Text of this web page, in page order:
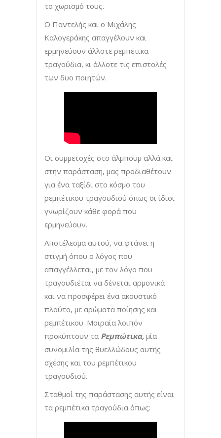
το χωρισμό τους.
Ο Παντελής και ο Μιχάλης
Καλογεράκης απαγγέλουν και
ερμηνεύουν άλλοτε ρεμπέτικα
τραγούδια, κι άλλοτε τις επιστολές
των δυο ποιητών.
Οι συμμετοχές στο άλμπουμ αλλά και
στην παράσταση, μας προδιαθέτουν
για ένα ταξίδι στο κόσμο του
ρεμπέτικου τραγουδιού όπως οι ίδιοι
γνωρίζουν κάθε φορά που
ερμηνεύουν.
Αποτέλεσμα αυτού, να φτάνει η
στιγμή όπου ο λόγος που
απαγγέλλεται, με τον λόγο που
τραγουδιέται να δένεται αρμονικά
και να προσφέρει ένα ακουστικό
πλούτο, με αρώματα ποίησης και
ρεμπέτικου. Μοιραία λοιπόν
προκύπτουν τα Ρεμπώτικα, μία
συνομιλία της θυελλώδους αυτής
σχέσης και του ρεμπέτικου
τραγουδιού.
Σταθμοί της παράστασης αυτής είναι
τα ρεμπέτικα τραγούδια όπως: